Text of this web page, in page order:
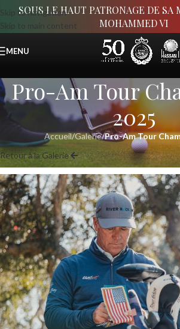
Skip to navigation
Skip to main content
SOUS LE HAUT PATRONAGE DE SA
MOHAMMED VI
MENU
Pro-Am Tour
2025
Accueil/Galerie/Pro-Am Tour
Retour à la Galerie